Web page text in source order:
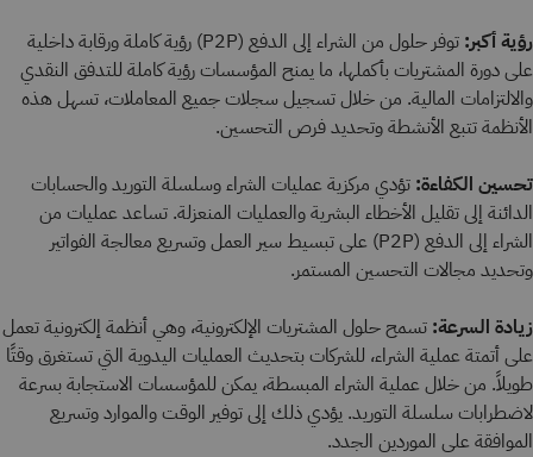
رؤية أكبر:
توفر حلول من الشراء إلى الدفع (P2P) رؤية كاملة ورقابة داخلية
على دورة المشتريات بأكملها، ما يمنح المؤسسات رؤية كاملة للتدفق النقدي
والالتزامات المالية. من خلال تسجيل سجلات جميع المعاملات، تسهل هذه
الأنظمة تتبع الأنشطة وتحديد فرص التحسين.
تحسين الكفاءة: تؤدي مركزية عمليات الشراء وسلسلة التوريد والحسابات
الدائنة إلى تقليل الأخطاء البشرية والعمليات المنعزلة. تساعد عمليات من
الشراء إلى الدفع (P2P) على تبسيط سير العمل وتسريع معالجة الفواتير
وتحديد مجالات التحسين المستمر.
زيادة السرعة: تسمح حلول المشتريات الإلكترونية، وهي أنظمة إلكترونية تعمل
على أتمتة عملية الشراء، للشركات بتحديث العمليات اليدوية التي تستغرق وقتًا
طويلاً. من خلال عملية الشراء المبسطة، يمكن للمؤسسات الاستجابة بسرعة
لاضطرابات سلسلة التوريد. يؤدي ذلك إلى توفير الوقت والموارد وتسريع
الموافقة على الموردين الجدد.